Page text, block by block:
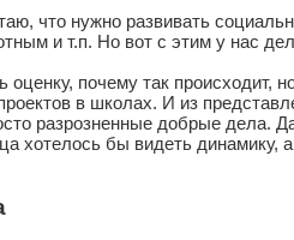
что нужно развивать
и т.п. Но вот с этим у нас
оценку, почему так происходит,
в школах. И из
разрозненные добрые дела.
хотелось бы видеть